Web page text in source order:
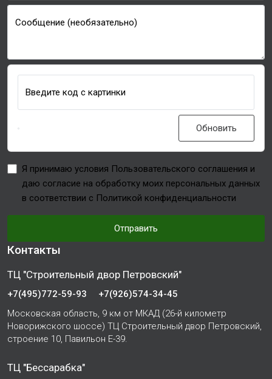
Сообщение (необязательно)
Введите код с картинки
Обновить
Я принимаю условия Пользовательского соглашения и
даю согласие на обработку моих персональных данных
в соответствии с Политикой конфиденциальности
Отправить
Контакты
ТЦ "Строительный двор Петровский"
+7(495)772-59-93
+7(926)574-34-45
Московская область, 9 км от МКАД (26-й километр
Новорижского шоссе) ТЦ Строительный двор Петровский,
строение 10, Павильон Е-39.
ТЦ "Бессарабка"